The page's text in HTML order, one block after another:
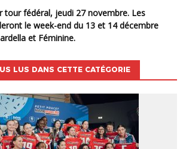
le week-end du 13 et 14 décembre
et Féminine.
LUS DANS CETTE CATÉGORIE